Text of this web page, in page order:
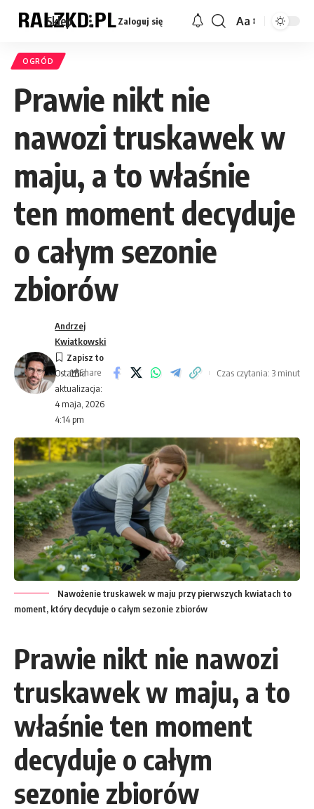
Sklep Zaloguj się
Font
Aa
OGRÓD
Prawie nikt nie
nawozi truskawek w
maju, a to właśnie
ten moment decyduje
o całym sezonie
zbiorów
Ostatnia
aktualizacja:
4 maja, 2026
4:14 pm
Andrzej
Kwiatkowski
Share Czas czytania: 3 minut
Nawożenie truskawek w maju przy pierwszych kwiatach to
moment, który decyduje o całym sezonie zbiorów
Prawie nikt nie nawozi
truskawek w maju, a to
właśnie ten moment
decyduje o całym
sezonie zbiorów